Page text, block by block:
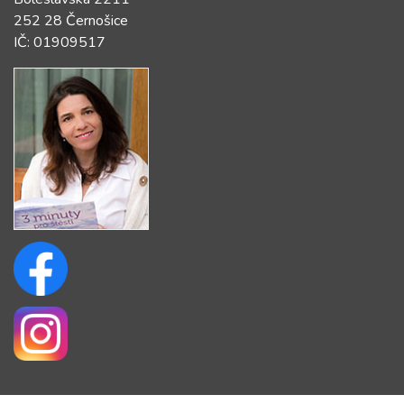
252 28 Černošice
IČ: 01909517